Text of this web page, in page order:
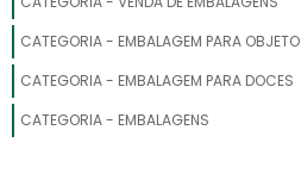
EMBALAGEM PARA PASTEL
CATEGORIA - EMBALAGEM PARA OBJETO
CATEGORIA - EMBALAGEM PARA DOCES
CATEGORIA - EMBALAGENS